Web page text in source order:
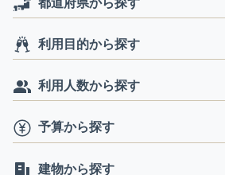
都道府県から探す
利用目的から探す
利用人数から探す
予算から探す
建物から探す